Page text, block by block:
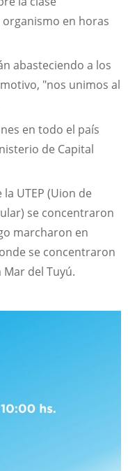
en horas
abasteciendo a los
"nos unimos al
en todo el país
de Capital
UTEP (Uion de
se concentraron
marcharon en
se concentraron
del Tuyú.